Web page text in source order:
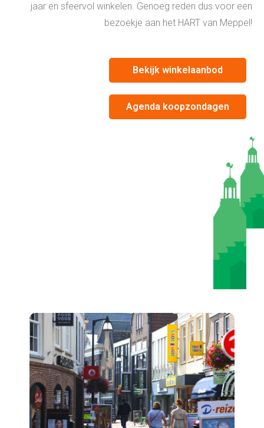
jaar en sfeervol winkelen. Genoeg reden dus voor een
bezoekje aan het HART van Meppel!
Bekijk winkelaanbod
Agenda koopzondagen